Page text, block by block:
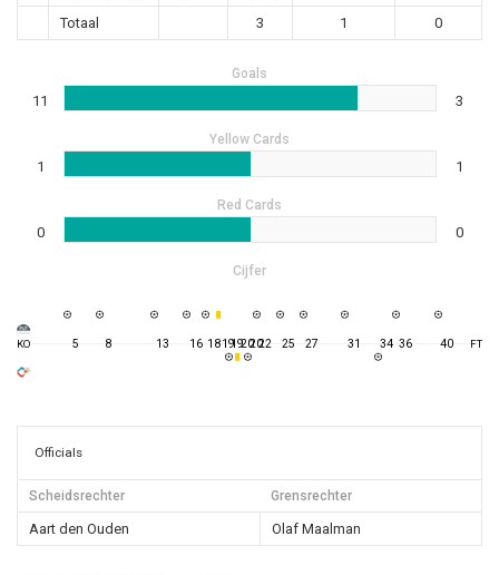
Totaal
3 1 0
Goals
11 3
Yellow Cards
1 1
Red Cards
0 0
Cijfer
KO 5 8 13 16 181919202022 25 27 31 34 36 40 FT
Officials
Scheidsrechter Grensrechter
Aart den Ouden Olaf Maalman